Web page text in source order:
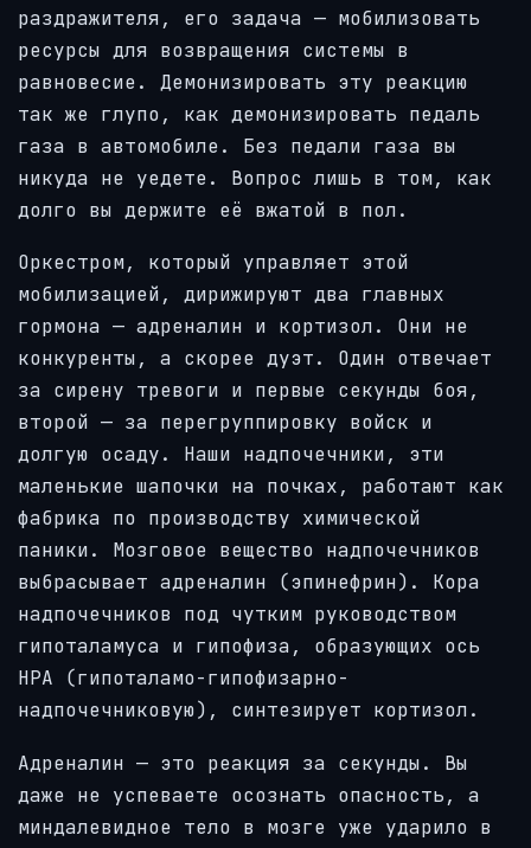
раздражителя, его задача — мобилизовать
ресурсы для возвращения системы в
равновесие. Демонизировать эту реакцию
так же глупо, как демонизировать педаль
газа в автомобиле. Без педали газа вы
никуда не уедете. Вопрос лишь в том, как
долго вы держите её вжатой в пол.
Оркестром, который управляет этой
мобилизацией, дирижируют два главных
гормона — адреналин и кортизол. Они не
конкуренты, а скорее дуэт. Один отвечает
за сирену тревоги и первые секунды боя,
второй — за перегруппировку войск и
долгую осаду. Наши надпочечники, эти
маленькие шапочки на почках, работают как
фабрика по производству химической
паники. Мозговое вещество надпочечников
выбрасывает адреналин (эпинефрин). Кора
надпочечников под чутким руководством
гипоталамуса и гипофиза, образующих ось
HPA (гипоталамо-гипофизарно-
надпочечниковую), синтезирует кортизол.
Адреналин — это реакция за секунды. Вы
даже не успеваете осознать опасность, а
миндалевидное тело в мозге уже ударило в